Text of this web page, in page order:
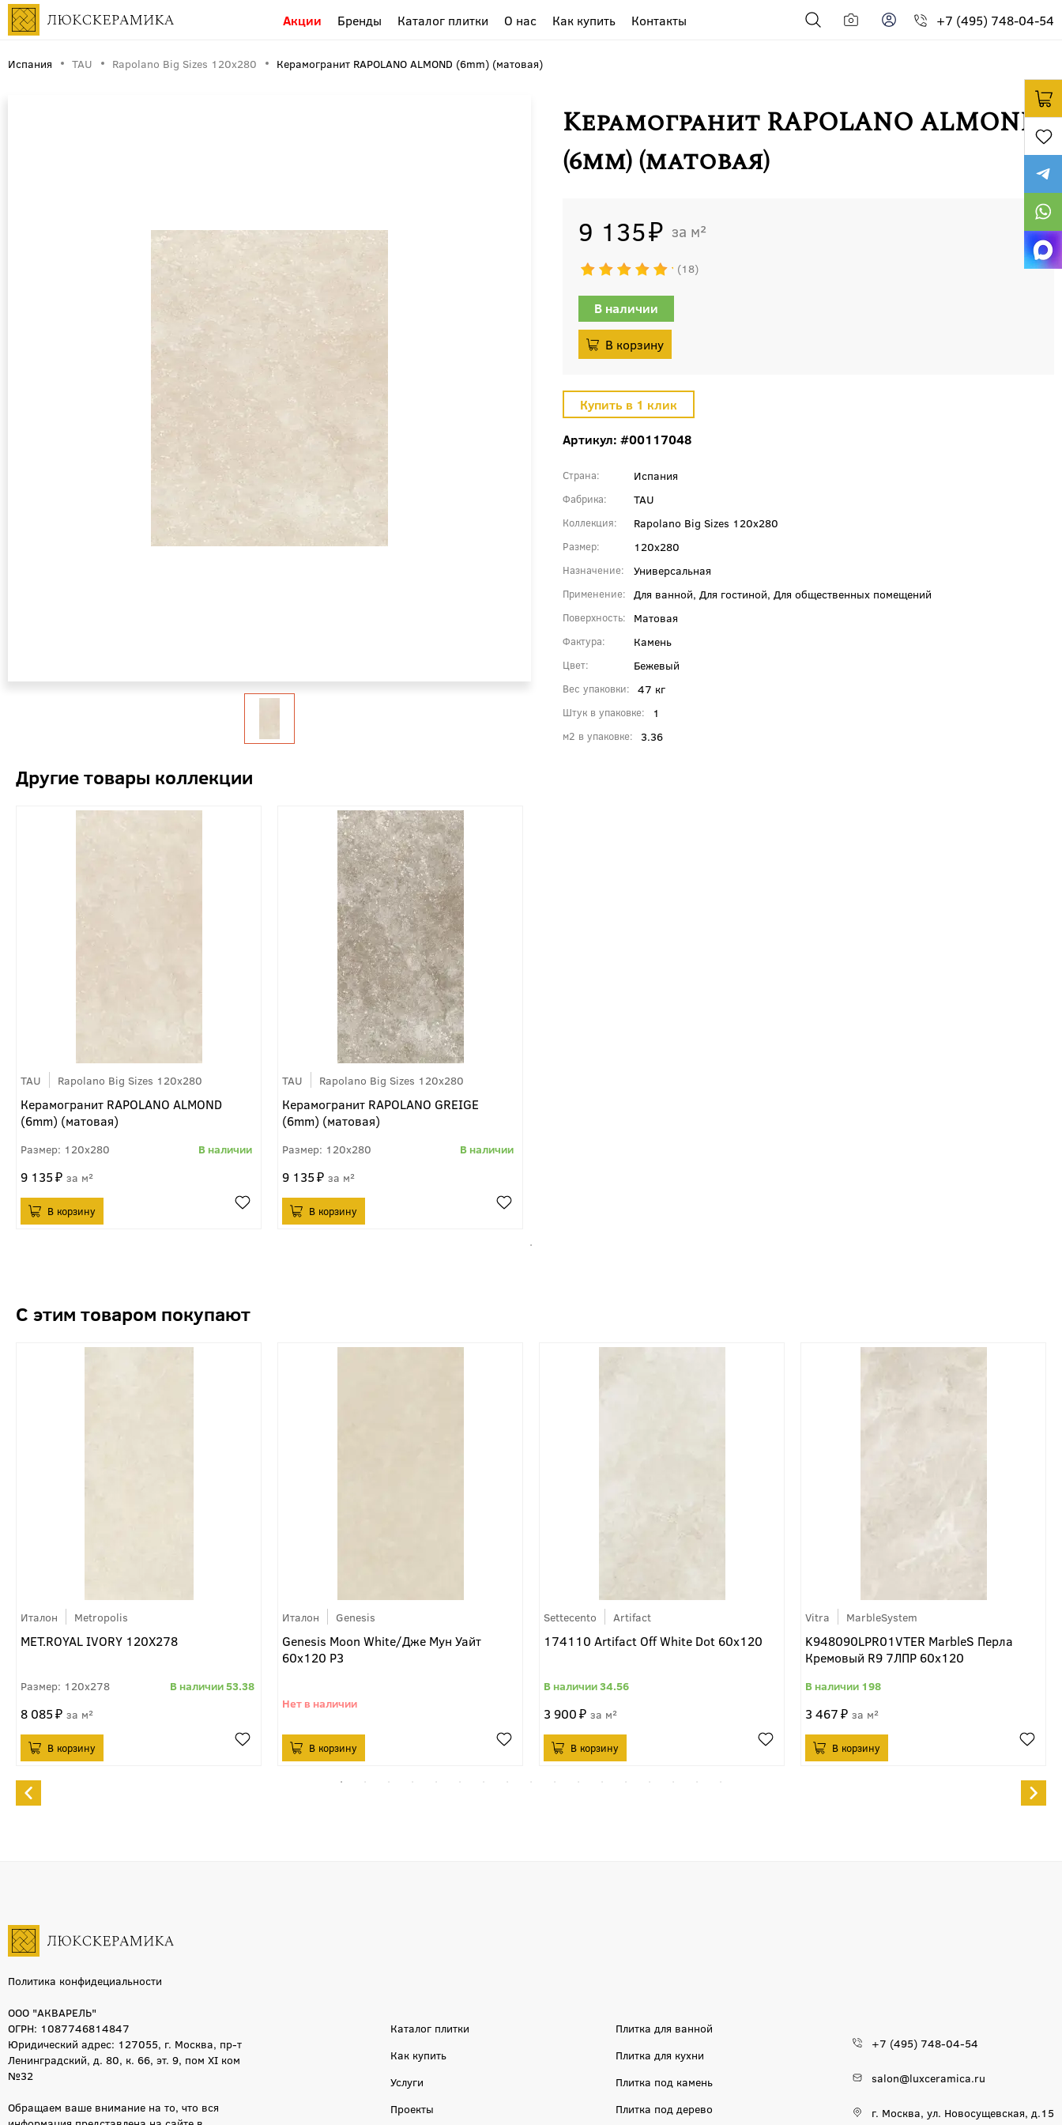
Акции Бренды Каталог плитки О нас Как купить Контакты +7 (495) 748-04-54
Испания TAU Rapolano Big Sizes 120x280 Керамогранит RAPOLANO ALMOND (6mm) (матовая)
Керамогранит RAPOLANO ALMOND
(6mm) (матовая)
9 135 м²
18
В наличии
Артикул: #00117048
Страна Испания
Фабрика TAU
Коллекция Rapolano Big Sizes 120x280
Размер 120x280
Назначение Универсальная
Применение Для ванной, Для гостиной, Для общественных помещений
Поверхность Матовая
Фактура Камень
Цвет Бежевый
Вес упаковки 47 кг
Штук в упаковке 1
м2 в упаковке 3.36
TAU Rapolano Big Sizes 120x280
Керамогранит RAPOLANO ALMOND
(6mm) (матовая)
120x280
9 135 м²
TAU Rapolano Big Sizes 120x280
Керамогранит RAPOLANO GREIGE
(6mm) (матовая)
120x280
9 135 м²
Италон Metropolis
MET.ROYAL IVORY 120X278
120x278 53.38
8 085 м²
Италон Genesis
Genesis Moon White/Дже Мун Уайт
60х120 P3
Settecento Artifact
174110 Artifact Off White Dot 60x120
34.56
3 900 м²
Vitra MarbleSystem
K948090LPR01VTER MarbleS Перла
Кремовый R9 7ЛПР 60x120
198
3 467 м²
Политика конфидециальности
ООО "АКВАРЕЛЬ"
ОГРН: 1087746814847
Юридический адрес: 127055, г. Москва, пр-т
Ленинградский, д. 80, к. 66, эт. 9, пом XI ком
№32
Обращаем ваше внимание на то, что вся
Каталог плитки
Как купить
Услуги
Проекты
Плитка для ванной
Плитка для кухни
Плитка под камень
Плитка под дерево
+7 (495) 748-04-54
salon@luxceramica.ru
г. Москва, ул. Новосущевская, д.15